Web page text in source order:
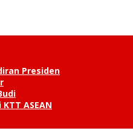
Presiden
ASEAN